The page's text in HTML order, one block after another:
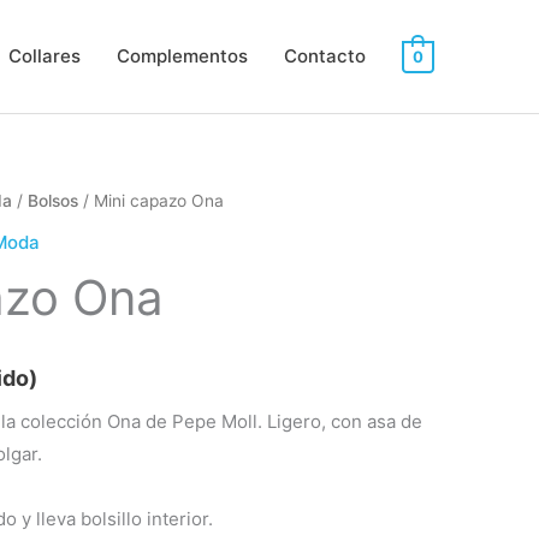
Collares Complementos Contacto 0
/ Bolsos / Mini capazo Ona
Ona
colección Ona de Pepe Moll. Ligero, con asa de
y lleva bolsillo interior.